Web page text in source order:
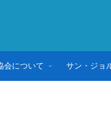
会について サン・ジョ